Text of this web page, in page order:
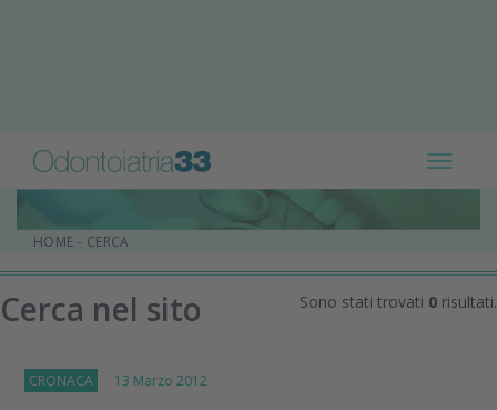
Toggle
HOME - CERCA
Cerca nel sito Sono stati trovati 0 risultati.
CRONACA 13 Marzo 2012